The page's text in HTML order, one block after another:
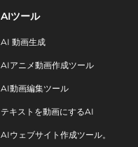
AIツール
AI 動画生成
AIアニメ動画作成ツール
AI動画編集ツール
テキストを動画にするAI
AIウェブサイト作成ツール。